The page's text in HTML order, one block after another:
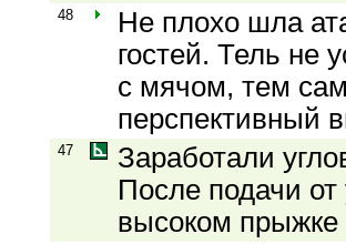
48
Не плохо шла
гостей. Тель не
с мячом, тем
перспективный
47
Заработали
После подачи от
высоком